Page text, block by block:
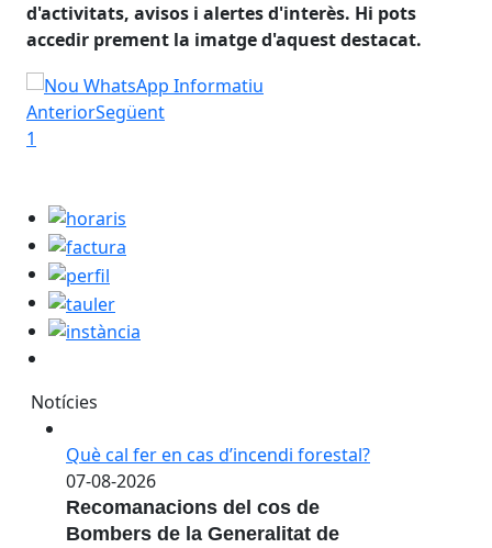
d'activitats, avisos i alertes d'interès. Hi pots
accedir prement la imatge d'aquest destacat.
Nou WhatsApp Informatiu
AnteriorSegüent
1
horaris
factura
perfil
tauler
instància
Notícies
Què cal fer en cas d’incendi forestal?
07-08-2026
Recomanacions del cos de
Bombers de la Generalitat de